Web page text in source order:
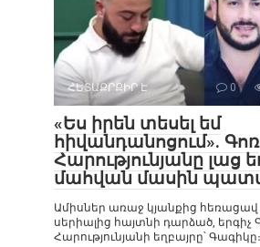
ՀԵՏԱՔՐՔԻՐ Է 0
«Ես իրեն տեսել եմ
հիվանդանոցում». Գոռ
Հարությունյանը լաց
մահվան մասին
Ամիսներ առաջ կյանքից հեռացավ
սերիալից հայտնի դարձած, երգիչ
Հարությունյանի եղբայրը՝